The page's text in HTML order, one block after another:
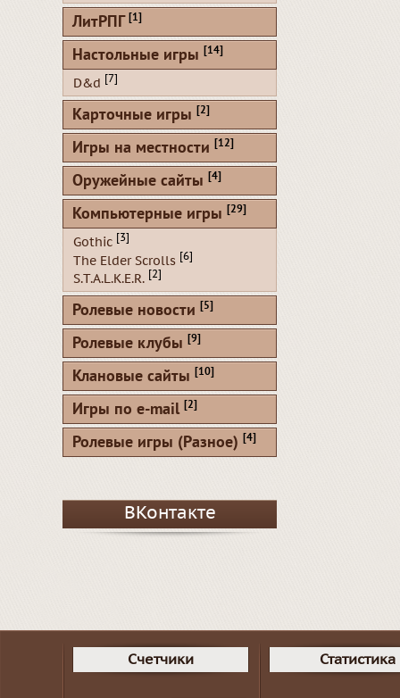
ЛитРПГ [1]
Настольные игры [14]
D&d [7]
Карточные игры [2]
Игры на местности [12]
Оружейные сайты [4]
Компьютерные игры [29]
Gothic [3]
The Elder Scrolls [6]
S.T.A.L.K.E.R. [2]
Ролевые новости [5]
Ролевые клубы [9]
Клановые сайты [10]
Игры по e-mail [2]
Ролевые игры (Разное) [4]
ВКонтакте
Счетчики Статистика